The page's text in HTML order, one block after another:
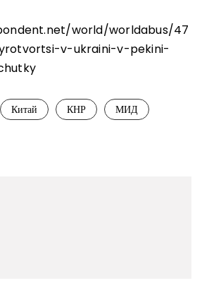
world/worldabus/47
v-ukraini-v-pekini-
Китай КНР
МИД